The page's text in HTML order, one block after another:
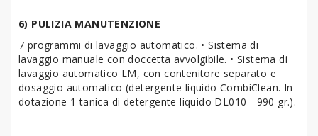
6) PULIZIA MANUTENZIONE
7 programmi di lavaggio automatico. • Sistema di
lavaggio manuale con doccetta avvolgibile. • Sistema di
lavaggio automatico LM, con contenitore separato e
dosaggio automatico (detergente liquido CombiClean. In
dotazione 1 tanica di detergente liquido DL010 - 990 gr.).